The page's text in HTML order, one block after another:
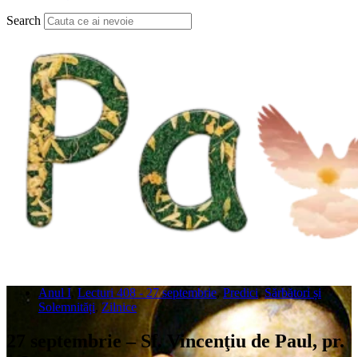
Search
Anul I, Lecturi 408 - 27 septembrie, Predici,Sărbători și
Solemnități, Zilnice
27 septembrie – Sf. Vincenţiu de Paul, pr.